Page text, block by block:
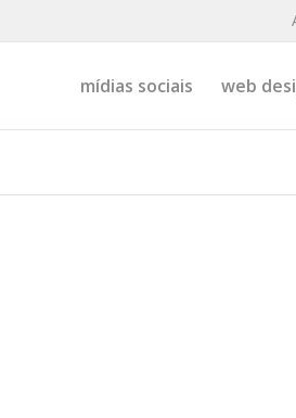
mídias sociais web